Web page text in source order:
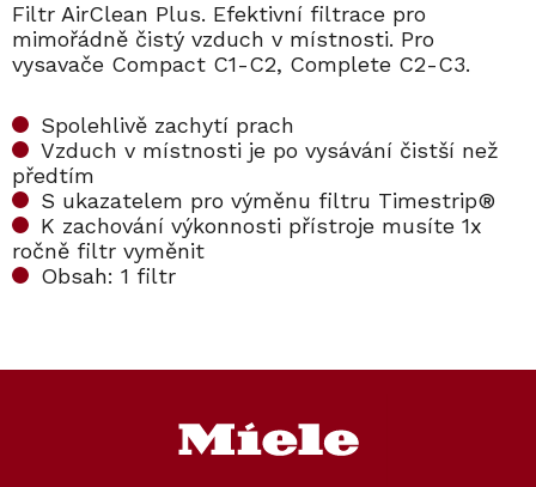
Filtr AirClean Plus. Efektivní filtrace pro
mimořádně čistý vzduch v místnosti. Pro
vysavače Compact C1-C2, Complete C2-C3.
Spolehlivě zachytí prach
Vzduch v místnosti je po vysávání čistší než
předtím
S ukazatelem pro výměnu filtru Timestrip®
K zachování výkonnosti přístroje musíte 1x
ročně filtr vyměnit
Obsah: 1 filtr